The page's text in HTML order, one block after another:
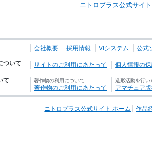
ニトロプラス公式サイ
会社概要 採用情報 VIシステム 公式
ついて サイトのご利用にあたって 個人情報の
て 著作物の利用について
著作物のご利用にあたって
造形活動を行い
アマチュア
ニトロプラス公式サイト ホーム 作品